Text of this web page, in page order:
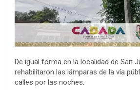
De igual forma en la localidad de San
rehabilitaron las lámparas de la vía
calles por las noches.